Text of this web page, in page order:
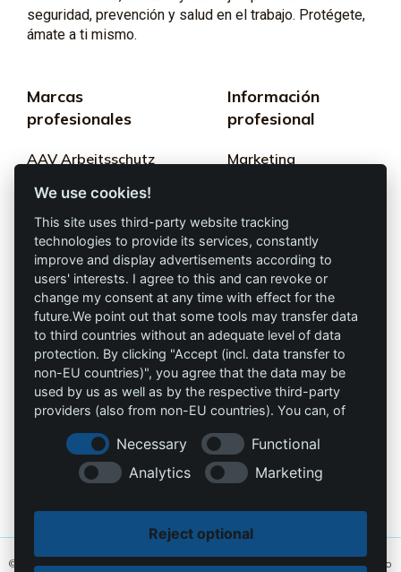
seguridad, prevención y salud en el trabajo. Protégete,
ámate a ti mismo.
Marcas
profesionales
AAV Arbeitsschutz
Allprotec® Solo
trabaja seguro
Omniprotect –
Tienda Online
Información
profesional
Marketing
condiciones
Privacidad
Impresión
Contacto
info@die-schutzprofis.de
+49 (511) 679997-97
Wohlenbergstraße 6
Alemania
© 2026 Los profesionales de la protección. Hecho con amorMiU24®y alojado
We use cookies!
This site uses third-party website tracking
technologies to provide its services, constantly
improve and display advertisements according to
users' interests. I agree to this and can revoke or
change my consent at any time with effect for the
future.We point out that some tools may transfer data
to third countries without an adequate level of data
protection. By clicking "Accept (incl. data transfer to
non-EU countries)", you agree that the data may be
used by us as well as by the respective third-party
providers (also from non-EU countries). You can, of
Necessary
Functional
Analytics
Marketing
Reject optional